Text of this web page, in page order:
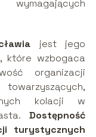
jest jego
które wzbogaca
organizacji
kolacji w
Dostępność
turystycznych